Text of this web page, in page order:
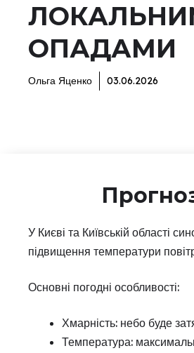
ОПАДАМИ
Ольга Яценко 03.06.2026
У Києві та Київській області
підвищення температури
Основні погодні особливості:
Хмарність: небо буде
Температура: